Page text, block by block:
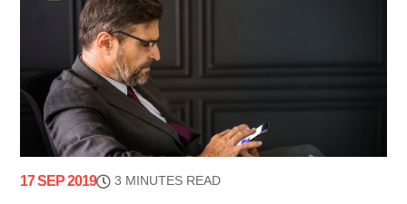
17 SEP 2019 3 MINUTES READ